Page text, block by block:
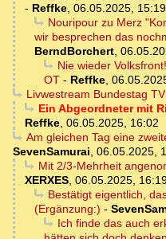
- Reffke, 06.05.2025, 15:19
Nouripour zu Merz
wir besprechen das
BerndBorchert,
Nie wieder
OT - Reffke,
Livwestream Bundestag
Ein Abgeordneter mit
Reffke, 06.05.2025, 16:02
Am gleichen Tag eine
SevenSamurai, 06.05.2025,
Mit 2/3-Mehrheit
XERXES, 06.05.2025,
Bestätigt eigentlich,
(Ergänzung:) -
Ich finde das auch